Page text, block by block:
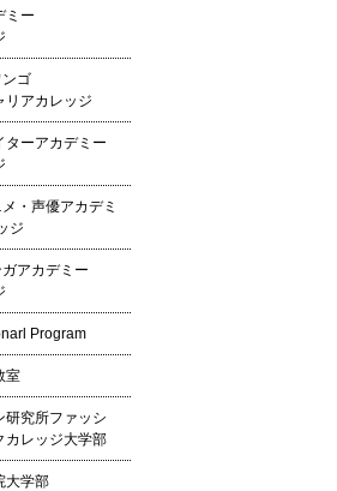
ミー
ンゴ
リアカレッジ
ターアカデミー
・声優アカデミ
ジ
アカデミー
Program
室
研究所ファッシ
カレッジ大学部
大学部